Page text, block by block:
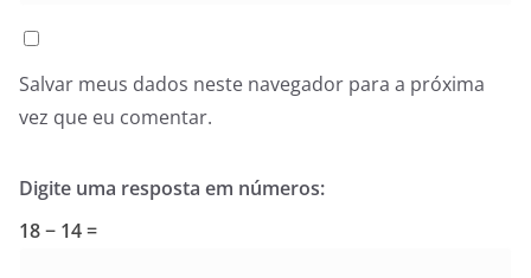
Salvar meus dados neste navegador para a próxima
vez que eu comentar.
Digite uma resposta em números:
18 − 14 =